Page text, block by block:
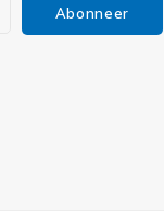
Abonneer